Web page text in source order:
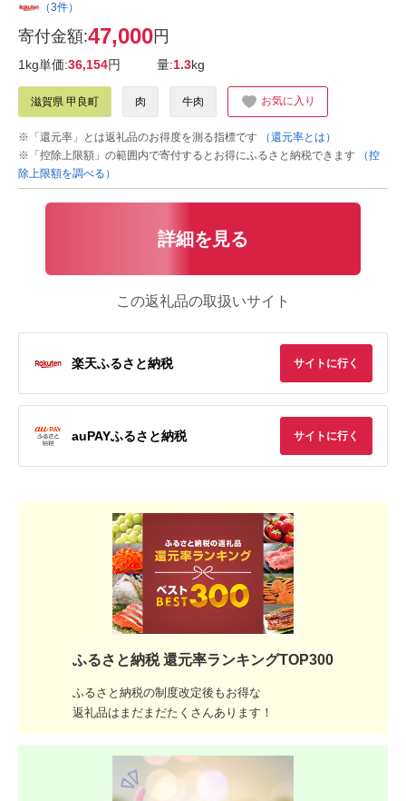
（3件）
寄付金額:47,000円
1kg単価:36,154円 量:1.3kg
滋賀県 甲良町 肉 牛肉 お気に入り
※「還元率」とは返礼品のお得度を測る指標です
（還元率とは）
※「控除上限額」の範囲内で寄付するとお得にふるさと納税できます
（控
除上限額を調べる）
詳細を見る
この返礼品の取扱いサイト
楽天ふるさと納税 サイトに行く
auPAYふるさと納税 サイトに行く
ふるさと納税 還元率ランキングTOP300
ふるさと納税の制度改定後もお得な
返礼品はまだまだたくさんあります！